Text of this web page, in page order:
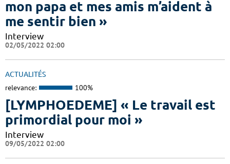
mon papa et mes amis m’aident à
me sentir bien »
Interview
02/05/2022 02:00
ACTUALITÉS
relevance: 100%
[LYMPHOEDEME] « Le travail est
primordial pour moi »
Interview
09/05/2022 02:00